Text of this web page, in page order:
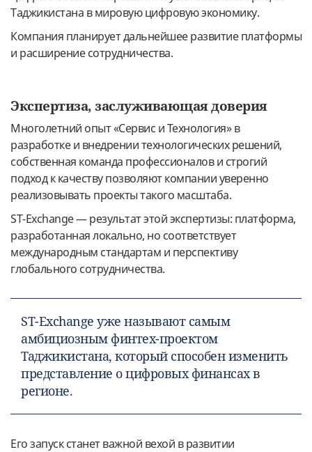
Таджикистана в мировую цифровую экономику.
Компания планирует дальнейшее развитие платформы
и расширение сотрудничества.
Экспертиза, заслуживающая доверия
Многолетний опыт «Сервис и Технология» в
разработке и внедрении технологических решений,
собственная команда профессионалов и строгий
подход к качеству позволяют компании уверенно
реализовывать проекты такого масштаба.
ST-Exchange — результат этой экспертизы: платформа,
разработанная локально, но соответствует
международным стандартам и перспективу
глобального сотрудничества.
ST-Exchange уже называют самым
амбициозным финтех-проектом
Таджикистана, который способен изменить
представление о цифровых финансах в
регионе.
Его запуск станет важной вехой в развитии